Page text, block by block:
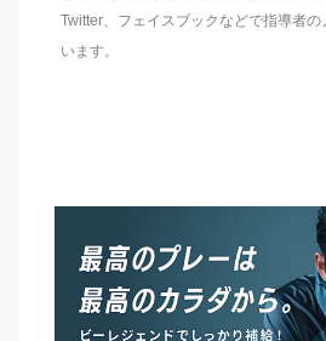
Twitter、フェイスブックなどで指導者
います。